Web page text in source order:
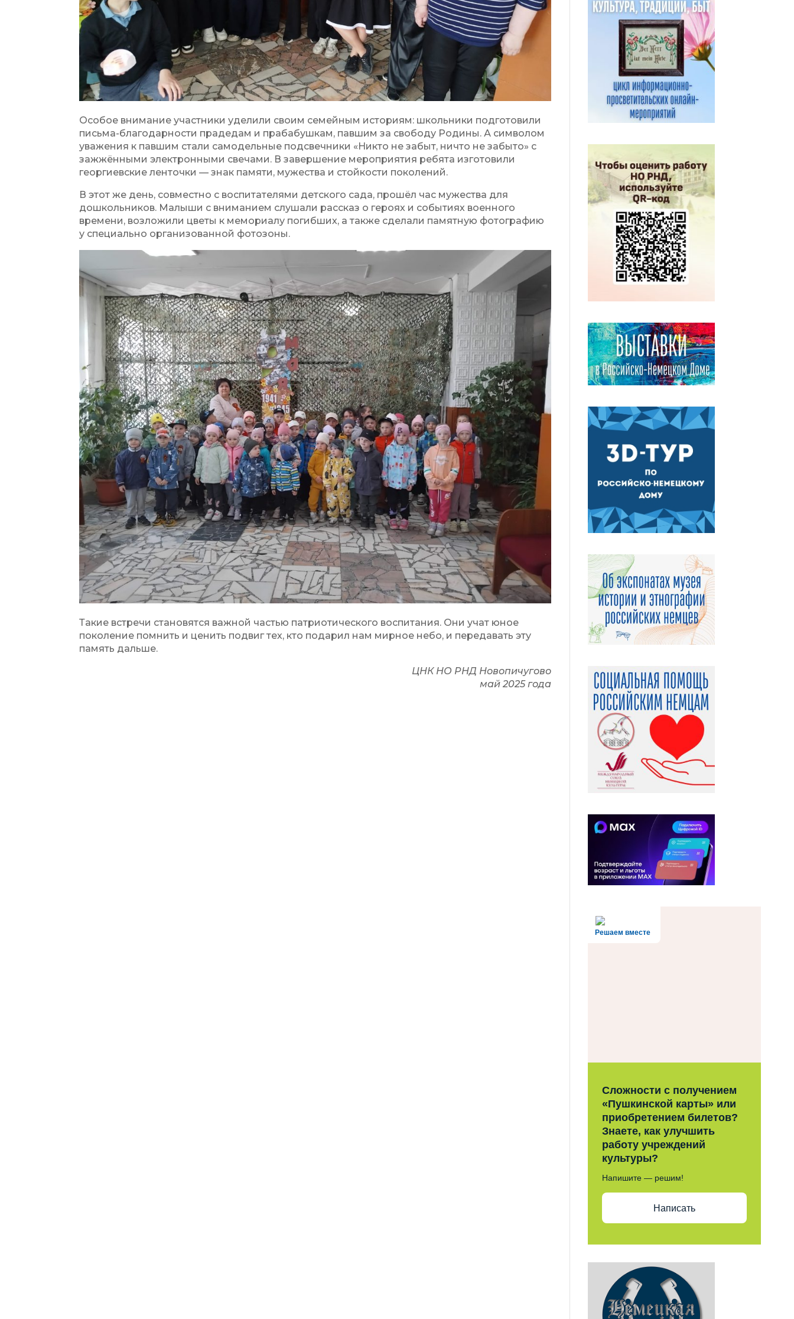
Особое внимание участники уделили своим семейным историям: школьники подготовили
письма-благодарности прадедам и прабабушкам, павшим за свободу Родины. А символом
уважения к павшим стали самодельные подсвечники «Никто не забыт, ничто не забыто» с
зажжёнными электронными свечами. В завершение мероприятия ребята изготовили
георгиевские ленточки — знак памяти, мужества и стойкости поколений.
В этот же день, совместно с воспитателями детского сада, прошёл час мужества для
дошкольников. Малыши с вниманием слушали рассказ о героях и событиях военного
времени, возложили цветы к мемориалу погибших, а также сделали памятную фотографию
у специально организованной фотозоны.
Такие встречи становятся важной частью патриотического воспитания. Они учат юное
поколение помнить и ценить подвиг тех, кто подарил нам мирное небо, и передавать эту
память дальше.
ЦНК НО РНД Новопичугово
май 2025 года
Решаем вместе
Сложности с получением
«Пушкинской карты» или
приобретением билетов?
Знаете, как улучшить
работу учреждений
культуры?
Напишите — решим!
Написать